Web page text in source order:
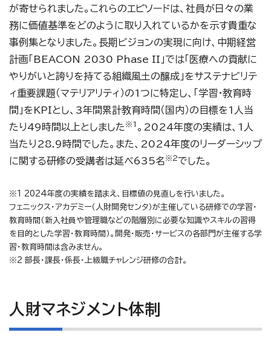
が寄せられました。これらのエピソードは、社員が日々の業
務に価値基準をどのように取り入れているかを示す貴重な
事例集となりました。長期ビジョンの実現に向け、中期経営
計画「BEACON 2030 Phase II」では「医療への貢献に
やりがいと誇りを持てる組織⾵⼟の醸成」をサステナビリテ
ィ重要課題（マテリアリティ）の1つに特定し、「学習・教育時
間」をKPIとし、3年間累計教育時間（国内）の目標を1人当
たり49時間以上としました ※1 。2024年度の実績は、1人
当たり28.9時間でした。また、2024年度のリーダーシップ
に関する研修の受講者は延べ635名※2でした。
※1 2024年度の実績を踏まえ、目標値の見直しを行いました。
フェニックス・アカデミー（人財開発センタ）が主催している研修での学習・
教育時間（新入社員や管理職などの階層別に必要な知識やスキルの習得
を目的とした学習・教育時間）。開発・販売・サービスの各部門が主催する学
習・教育時間は含みません。
※2 部長・課長・係長・上級職チャレンジ研修の合計。
人財マネジメント体制